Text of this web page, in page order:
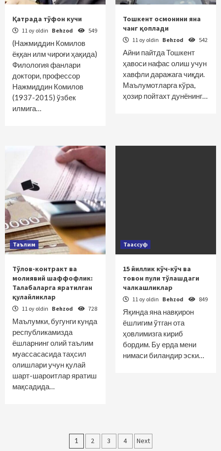
Қатрада тўфон кучи
11 oy oldin Behzod 549
(Нажмиддин Комилов
ёққан илм чироғи ҳақида)
Филология фанлари
доктори, профессор
Нажмиддин Комилов
(1937-2015) ўзбек
илмига…
Тошкент осмонини яна
чанг қоплади
11 oy oldin Behzod 542
Айни пайтда Тошкент
ҳавоси нафас олиш учун
хавфли даражага чиқди.
Маълумотларга кўра,
ҳозир пойтахт дунёнинг…
Таълим
Тўлов-контракт ва
молиявий шаффофлик:
Талабаларга яратилган
қулайликлар
11 oy oldin Behzod 728
Маълумки, бугунги кунда
республикамизда
ёшларнинг олий таълим
муассасасида таҳсил
олишлари учун қулай
шарт-шароитлар яратиш
мақсадида…
Таассуф
15 йиллик кўч-кўч ва
товон пули тўлашдаги
чалкашликлар
11 oy oldin Behzod 849
Яқинда яна навқирон
ёшлигим ўтган ота
ҳовлимизга кириб
бордим. Бу ерда мени
нимаси биландир эски…
Maqolalar
1 2 3 4 Next